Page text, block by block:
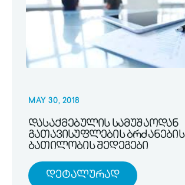
MAY 30, 2018
დასაქმებულის სამუშაოდან
გათავისუფლების ბრძანების
ბათილობის შედეგები
Დეტალურად